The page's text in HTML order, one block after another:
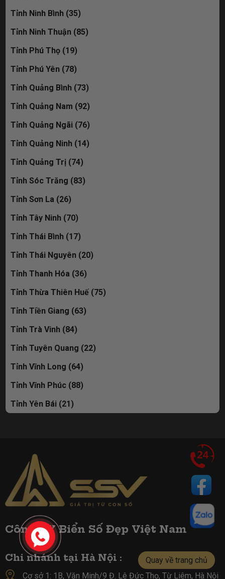
Tỉnh Ninh Bình (35)
Tỉnh Ninh Thuận (85)
Tỉnh Phú Thọ (19)
Tỉnh Phú Yên (78)
Tỉnh Quảng Bình (73)
Tỉnh Quảng Nam (92)
Tỉnh Quảng Ngãi (76)
Tỉnh Quảng Ninh (14)
Tỉnh Quảng Trị (74)
Tỉnh Sóc Trăng (83)
Tỉnh Sơn La (26)
Tỉnh Tây Ninh (70)
Tỉnh Thái Bình (17)
Tỉnh Thái Nguyên (20)
Tỉnh Thanh Hóa (36)
Tỉnh Thừa Thiên Huế (75)
Tỉnh Tiền Giang (63)
Tỉnh Trà Vinh (84)
Tỉnh Tuyên Quang (22)
Tỉnh Vĩnh Long (64)
Tỉnh Vĩnh Phúc (88)
Tỉnh Yên Bái (21)
Công TY Biển Số Đẹp Việt Nam
Chi nhánh tại Hà Nội :
Cơ sở 1: 1B, Văn Minh/9 Đ. Lê Đức Thọ, Từ Liêm, Hà Nội
Quay về trang chủ